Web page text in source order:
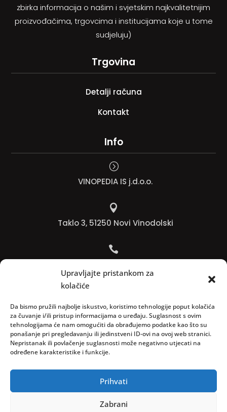
Upravljajte pristankom za
kolačiće
Da bismo pružili najbolje iskustvo, koristimo tehnologije poput kolačića
za čuvanje i/ili pristup informacijama o uređaju. Suglasnost s ovim
tehnologijama će nam omogućiti da obrađujemo podatke kao što su
ponašanje pri pregledavanju ili jedinstveni ID-ovi na ovoj web stranici.
Nepristanak ili povlačenje suglasnosti može negativno utjecati na
određene karakteristike i funkcije.
Prihvati
Zabrani
zbirka informacija o našim i svjetskim najkvalitetnijim
proizvođačima, trgovcima i institucijama koje u tome
sudjeluju)
Trgovina
Detalji računa
Kontakt
Info
=
VINOPEDIA IS j.d.o.o.

Taklo 3, 51250 Novi Vinodolski

Jadranko +385 91 501 4218

info@vinopedia.hr
© 2023, Vinopedia, sva prava sadržana / Web by
Negactive